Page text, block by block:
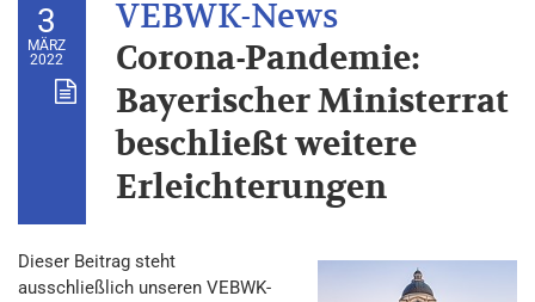
3
MÄRZ
2022
Corona-Pandemie:
Bayerischer Ministerrat
beschließt weitere
Erleichterungen
Dieser Beitrag steht
ausschließlich unseren VEBWK-